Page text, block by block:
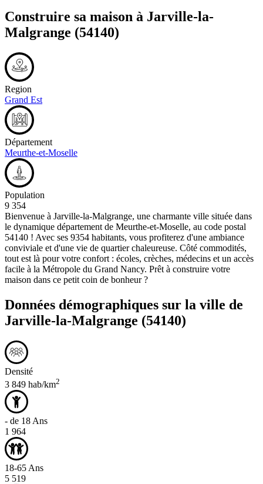
Construire sa maison à Jarville-la-
Malgrange (54140)
Region
Grand Est
Département
Meurthe-et-Moselle
Population
9 354
Bienvenue à Jarville-la-Malgrange, une charmante ville située dans
le dynamique département de Meurthe-et-Moselle, au code postal
54140 ! Avec ses 9354 habitants, vous profiterez d'une ambiance
conviviale et d'une vie de quartier chaleureuse. Côté commodités,
tout est là pour votre confort : écoles, crèches, médecins et un accès
facile à la Métropole du Grand Nancy. Prêt à construire votre
maison dans ce petit coin de bonheur ?
Données démographiques sur la ville de
Jarville-la-Malgrange (54140)
Densité
3 849 hab/km2
- de 18 Ans
1 964
18-65 Ans
5 519